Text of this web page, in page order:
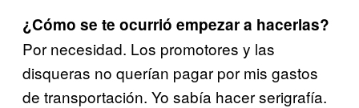
¿Cómo se te ocurrió empezar a hacerlas?
Por necesidad. Los promotores y las
disqueras no querían pagar por mis gastos
de transportación. Yo sabía hacer serigrafía.